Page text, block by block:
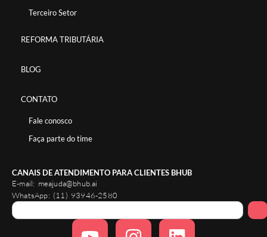
Terceiro Setor
REFORMA TRIBUTÁRIA
BLOG
CONTATO
Fale conosco
Faça parte do time
CANAIS DE ATENDIMENTO PARA CLIENTES BHUB
E-mail: meajuda@bhub.ai
WhatsApp: (11) 93946-2580